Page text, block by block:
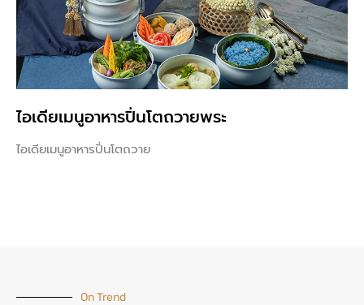
ไอเดียเมนูอาหารปิ่นโตถวายพระ
ไอเดียเมนูอาหารปิ่นโตถวาย
On Trend